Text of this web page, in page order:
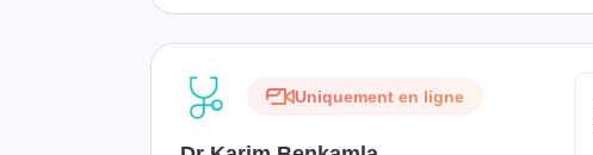
Uniquement en ligne